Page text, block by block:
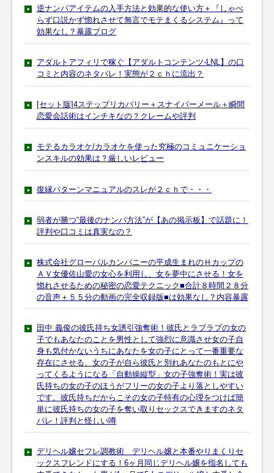
逆ナンパアイテムの入手方法と効果的な使い方＋『しゃべ
らず口説かず惚れさせて無言でモテまくるシステム』って
効果なし？暴露ブログ
アダルトアフィリで稼ぐ【アダルトコンテンツ‐LNL】の口
コミと内容のネタバレ！実態が２ｃｈに流出？
[セット版]4ステップリカバリー＋スナイパーメール＋瞬間
恋愛会話術はインチキなの？クレームや評判
モテるカラオケ/カラオケを使った究極のコミュニケーショ
ンスキルの効果は？厳しいレビュー
復縁パターンマニュアルのスレが２ｃｈで・・・
弱者が勝つ“最後のナンパ方法”が【あの掲示板】で話題に！
評判や口コミは真実なの？
株式会社グローバルカンパニーの平成生まれのＨカップの
ＡＶ女優佐山愛の女心を利用し、女を夢中にさせる！女を
惚れさせるための秘密の恋愛テクニック■合計８時間２８分
の音声＋５５分の動画の完全収録版■は効果なし？内容暴露
田中 義俊の彼氏持ち女誘引強奪術！彼氏とラブラブの女の
子でもあなたのことを男性として強烈に意識させ女の子自
身も気付かないうちにあなたを女の子にとって一番重要な
存在にさせる、女の子が自ら彼氏と別れあなたのもとにや
ってくるようになる「自動操縦型」女の子強奪術！実は彼
氏持ちの女の子のほうがフリーの女の子より落としやすい
です。彼氏持ちだからこその女の子特有の心理をつけば簡
単に彼氏持ちの女の子を奪い取りセックスできますのネタ
バレ！評判と怪しい噂
デリヘル嬢セフレ調教術 デリヘル嬢と本番やりまくりセ
ックスフレンドにする！6ヶ月同じデリヘル嬢を指名しても